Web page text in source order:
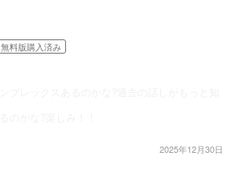
無料版購入済み
2025年12月30日